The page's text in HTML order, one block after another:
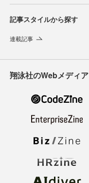
記事スタイルから探す
連載記事
翔泳社のWebメディア